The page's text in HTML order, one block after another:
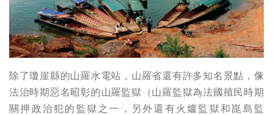
除了瓊崖縣的山羅水電站，山羅省還有許多知名景點，像
法治時期惡名昭彰的山羅監獄（山羅監獄為法國殖民時期
關押政治犯的監獄之一，另外還有火爐監獄和崑島監